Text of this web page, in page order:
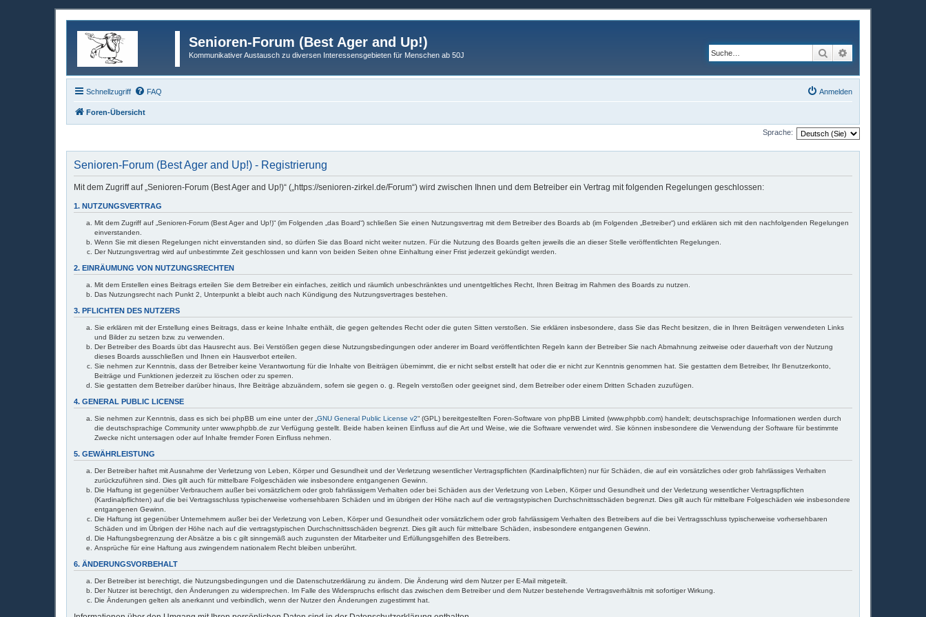
Senioren-Forum (Best Ager and Up!)
Kommunikativer Austausch zu diversen Interessensgebieten für Menschen ab 50J Suche
Schnellzugriff FAQ Anmelden
Foren-Übersicht
Sprache:
Senioren-Forum (Best Ager and Up!) - Registrierung
Mit dem Zugriff auf „Senioren-Forum (Best Ager and Up!)“ („https://senioren-zirkel.de/Forum“) wird zwischen Ihnen und dem Betreiber ein Vertrag mit folgenden Regelungen geschlossen:
1. NUTZUNGSVERTRAG
Mit dem Zugriff auf „Senioren-Forum (Best Ager and Up!)“ (im Folgenden „das Board“) schließen Sie einen Nutzungsvertrag mit dem Betreiber des Boards ab (im Folgenden „Betreiber“) und erklären sich mit den nachfolgenden Regelungen
einverstanden.
Wenn Sie mit diesen Regelungen nicht einverstanden sind, so dürfen Sie das Board nicht weiter nutzen. Für die Nutzung des Boards gelten jeweils die an dieser Stelle veröffentlichten Regelungen.
Der Nutzungsvertrag wird auf unbestimmte Zeit geschlossen und kann von beiden Seiten ohne Einhaltung einer Frist jederzeit gekündigt werden.
2. EINRÄUMUNG VON NUTZUNGSRECHTEN
Mit dem Erstellen eines Beitrags erteilen Sie dem Betreiber ein einfaches, zeitlich und räumlich unbeschränktes und unentgeltliches Recht, Ihren Beitrag im Rahmen des Boards zu nutzen.
Das Nutzungsrecht nach Punkt 2, Unterpunkt a bleibt auch nach Kündigung des Nutzungsvertrages bestehen.
3. PFLICHTEN DES NUTZERS
Sie erklären mit der Erstellung eines Beitrags, dass er keine Inhalte enthält, die gegen geltendes Recht oder die guten Sitten verstoßen. Sie erklären insbesondere, dass Sie das Recht besitzen, die in Ihren Beiträgen verwendeten Links
und Bilder zu setzen bzw. zu verwenden.
Der Betreiber des Boards übt das Hausrecht aus. Bei Verstößen gegen diese Nutzungsbedingungen oder anderer im Board veröffentlichten Regeln kann der Betreiber Sie nach Abmahnung zeitweise oder dauerhaft von der Nutzung
dieses Boards ausschließen und Ihnen ein Hausverbot erteilen.
Sie nehmen zur Kenntnis, dass der Betreiber keine Verantwortung für die Inhalte von Beiträgen übernimmt, die er nicht selbst erstellt hat oder die er nicht zur Kenntnis genommen hat. Sie gestatten dem Betreiber, Ihr Benutzerkonto,
Beiträge und Funktionen jederzeit zu löschen oder zu sperren.
Sie gestatten dem Betreiber darüber hinaus, Ihre Beiträge abzuändern, sofern sie gegen o. g. Regeln verstoßen oder geeignet sind, dem Betreiber oder einem Dritten Schaden zuzufügen.
4. GENERAL PUBLIC LICENSE
Sie nehmen zur Kenntnis, dass es sich bei phpBB um eine unter der „ GNU General Public License v2“ (GPL) bereitgestellten Foren-Software von phpBB Limited (www.phpbb.com) handelt; deutschsprachige Informationen werden durch
die deutschsprachige Community unter www.phpbb.de zur Verfügung gestellt. Beide haben keinen Einfluss auf die Art und Weise, wie die Software verwendet wird. Sie können insbesondere die Verwendung der Software für bestimmte
Zwecke nicht untersagen oder auf Inhalte fremder Foren Einfluss nehmen.
5. GEWÄHRLEISTUNG
Der Betreiber haftet mit Ausnahme der Verletzung von Leben, Körper und Gesundheit und der Verletzung wesentlicher Vertragspflichten (Kardinalpflichten) nur für Schäden, die auf ein vorsätzliches oder grob fahrlässiges Verhalten
zurückzuführen sind. Dies gilt auch für mittelbare Folgeschäden wie insbesondere entgangenen Gewinn.
Die Haftung ist gegenüber Verbrauchern außer bei vorsätzlichem oder grob fahrlässigem Verhalten oder bei Schäden aus der Verletzung von Leben, Körper und Gesundheit und der Verletzung wesentlicher Vertragspflichten
(Kardinalpflichten) auf die bei Vertragsschluss typischerweise vorhersehbaren Schäden und im übrigen der Höhe nach auf die vertragstypischen Durchschnittsschäden begrenzt. Dies gilt auch für mittelbare Folgeschäden wie insbesondere
entgangenen Gewinn.
Die Haftung ist gegenüber Unternehmern außer bei der Verletzung von Leben, Körper und Gesundheit oder vorsätzlichem oder grob fahrlässigem Verhalten des Betreibers auf die bei Vertragsschluss typischerweise vorhersehbaren
Schäden und im Übrigen der Höhe nach auf die vertragstypischen Durchschnittsschäden begrenzt. Dies gilt auch für mittelbare Schäden, insbesondere entgangenen Gewinn.
Die Haftungsbegrenzung der Absätze a bis c gilt sinngemäß auch zugunsten der Mitarbeiter und Erfüllungsgehilfen des Betreibers.
Ansprüche für eine Haftung aus zwingendem nationalem Recht bleiben unberührt.
6. ÄNDERUNGSVORBEHALT
Der Betreiber ist berechtigt, die Nutzungsbedingungen und die Datenschutzerklärung zu ändern. Die Änderung wird dem Nutzer per E-Mail mitgeteilt.
Der Nutzer ist berechtigt, den Änderungen zu widersprechen. Im Falle des Widerspruchs erlischt das zwischen dem Betreiber und dem Nutzer bestehende Vertragsverhältnis mit sofortiger Wirkung.
Die Änderungen gelten als anerkannt und verbindlich, wenn der Nutzer den Änderungen zugestimmt hat.